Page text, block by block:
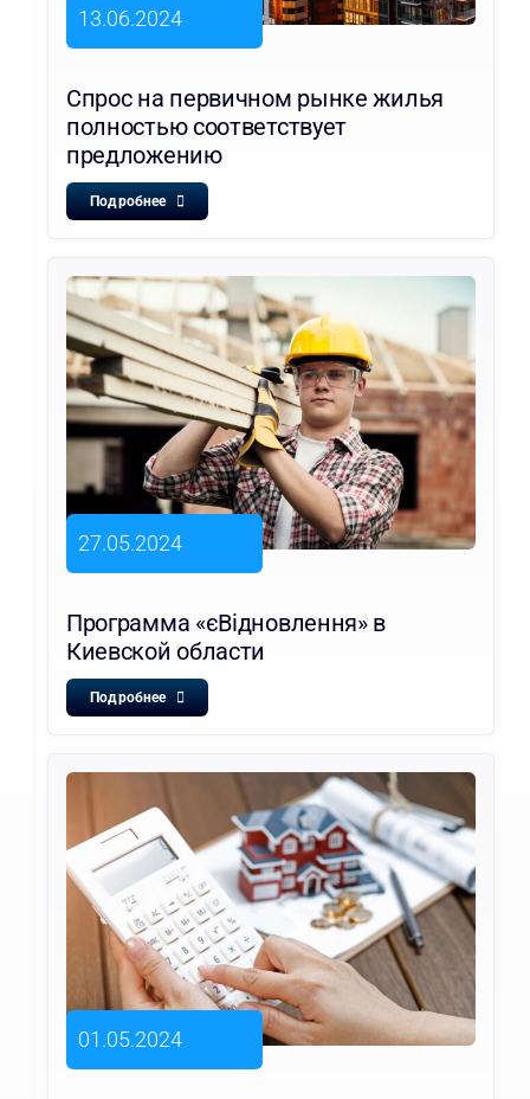
13.06.2024
Спрос на первичном рынке жилья
полностью соответствует
предложению
Подробнее
27.05.2024
Программа «єВідновлення» в
Киевской области
Подробнее
01.05.2024